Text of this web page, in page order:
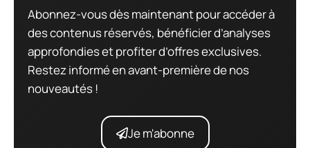
Abonnez-vous dès maintenant pour accéder à
des contenus réservés, bénéficier d’analyses
approfondies et profiter d’offres exclusives.
Restez informé en avant-première de nos
nouveautés !
Je m'abonne